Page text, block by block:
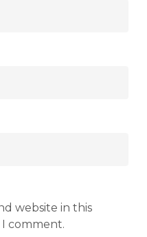
website in this
comment.